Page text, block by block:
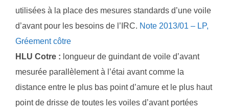
utilisées à la place des mesures standards d’une voile
d’avant pour les besoins de l’IRC. Note 2013/01 – LP,
Gréement côtre
HLU Cotre : longueur de guindant de voile d’avant
mesurée parallèlement à l’étai avant comme la
distance entre le plus bas point d’amure et le plus haut
point de drisse de toutes les voiles d’avant portées